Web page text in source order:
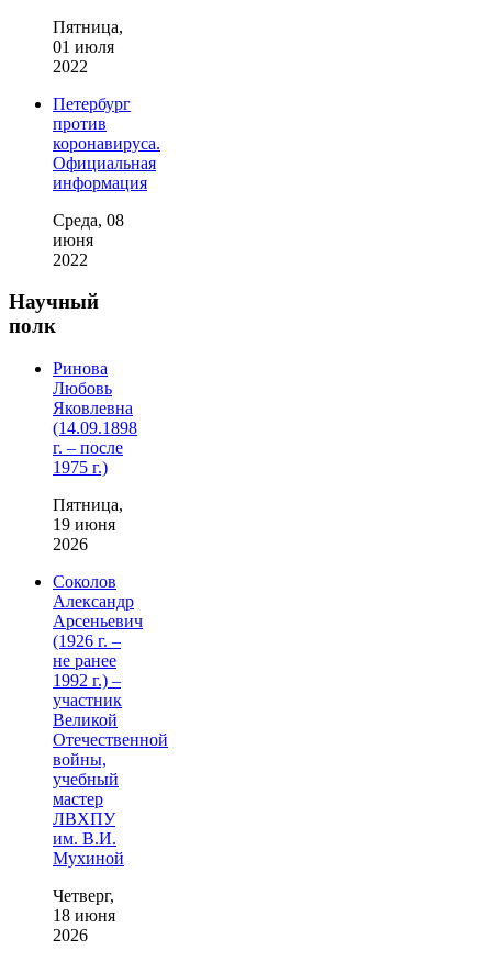
Пятница,
01 июля
2022
Петербург
против
коронавируса.
Официальная
информация
Среда, 08
июня
2022
Научный
полк
Ринова
Любовь
Яковлевна
(14.09.1898
г. – после
1975 г.)
Пятница,
19 июня
2026
Соколов
Александр
Арсеньевич
(1926 г. –
не ранее
1992 г.) –
участник
Великой
Отечественной
войны,
учебный
мастер
ЛВХПУ
им. В.И.
Мухиной
Четверг,
18 июня
2026